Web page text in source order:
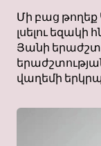
Մի բաց
լսելու եզակի
Յանի
վաղեմի